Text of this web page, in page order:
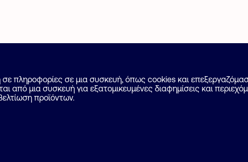
Επικοινωνία
πληροφορίες σε μια συσκευή, όπως cookies και
από μια συσκευή για εξατομικευμένες διαφημίσεις και
προϊόντων.